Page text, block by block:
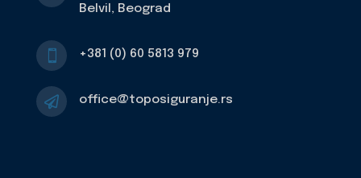
Belvil, Beograd
 +381 (0) 60 5813 979
 office@toposiguranje.rs